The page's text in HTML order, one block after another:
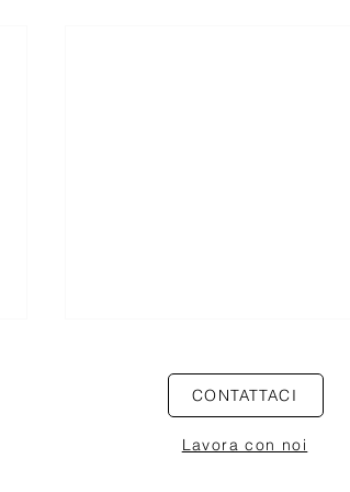
all’occupazione
maggio è entrato in vigore il
CONTATTACI
Lavora con noi